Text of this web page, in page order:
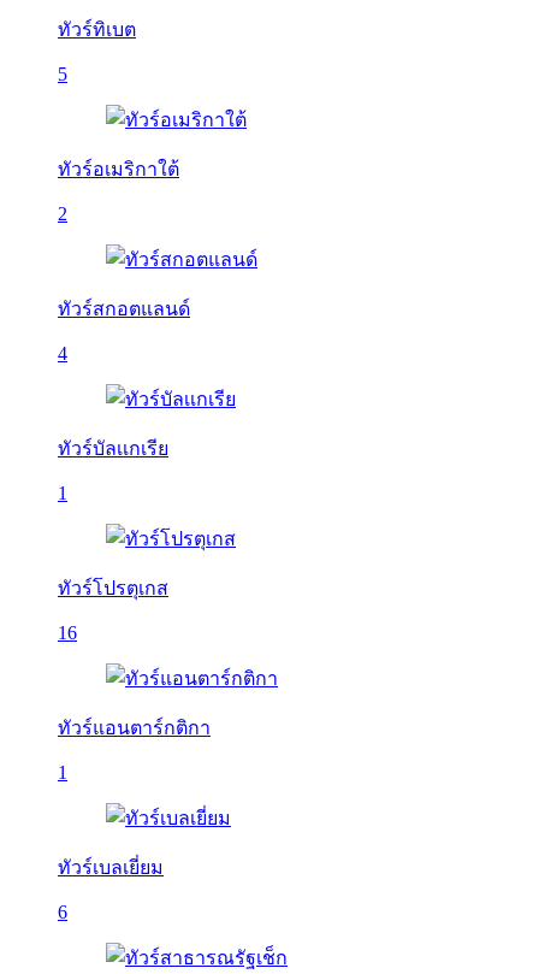
ทัวร์ทิเบต
5
ทัวร์อเมริกาใต้
2
ทัวร์สกอตแลนด์
4
ทัวร์บัลเเกเรีย
1
ทัวร์โปรตุเกส
16
ทัวร์แอนตาร์กติกา
1
ทัวร์เบลเยี่ยม
6